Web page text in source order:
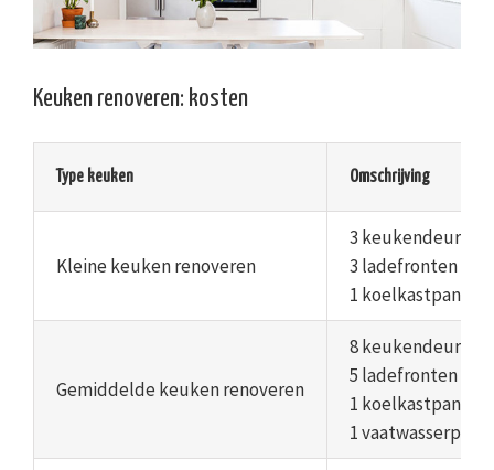
Keuken renoveren: kosten
Type keuken Omschrijving
Kleine keuken renoveren
3 keukendeuren
3 ladefronten
1 koelkastpaneel
Gemiddelde keuken renoveren
8 keukendeuren
5 ladefronten
1 koelkastpaneel
1